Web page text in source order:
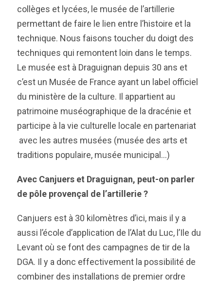
collèges et lycées, le musée de l’artillerie
permettant de faire le lien entre l’histoire et la
technique. Nous faisons toucher du doigt des
techniques qui remontent loin dans le temps.
Le musée est à Draguignan depuis 30 ans et
c’est un Musée de France ayant un label officiel
du ministère de la culture. Il appartient au
patrimoine muséographique de la dracénie et
participe à la vie culturelle locale en partenariat
avec les autres musées (musée des arts et
traditions populaire, musée municipal…)
Avec Canjuers et Draguignan, peut-on parler
de pôle provençal de l’artillerie ?
Canjuers est à 30 kilomètres d’ici, mais il y a
aussi l’école d’application de l’Alat du Luc, l’Ile du
Levant où se font des campagnes de tir de la
DGA. Il y a donc effectivement la possibilité de
combiner des installations de premier ordre